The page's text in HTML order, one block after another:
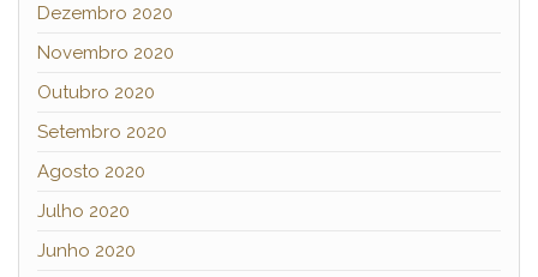
Dezembro 2020
Novembro 2020
Outubro 2020
Setembro 2020
Agosto 2020
Julho 2020
Junho 2020